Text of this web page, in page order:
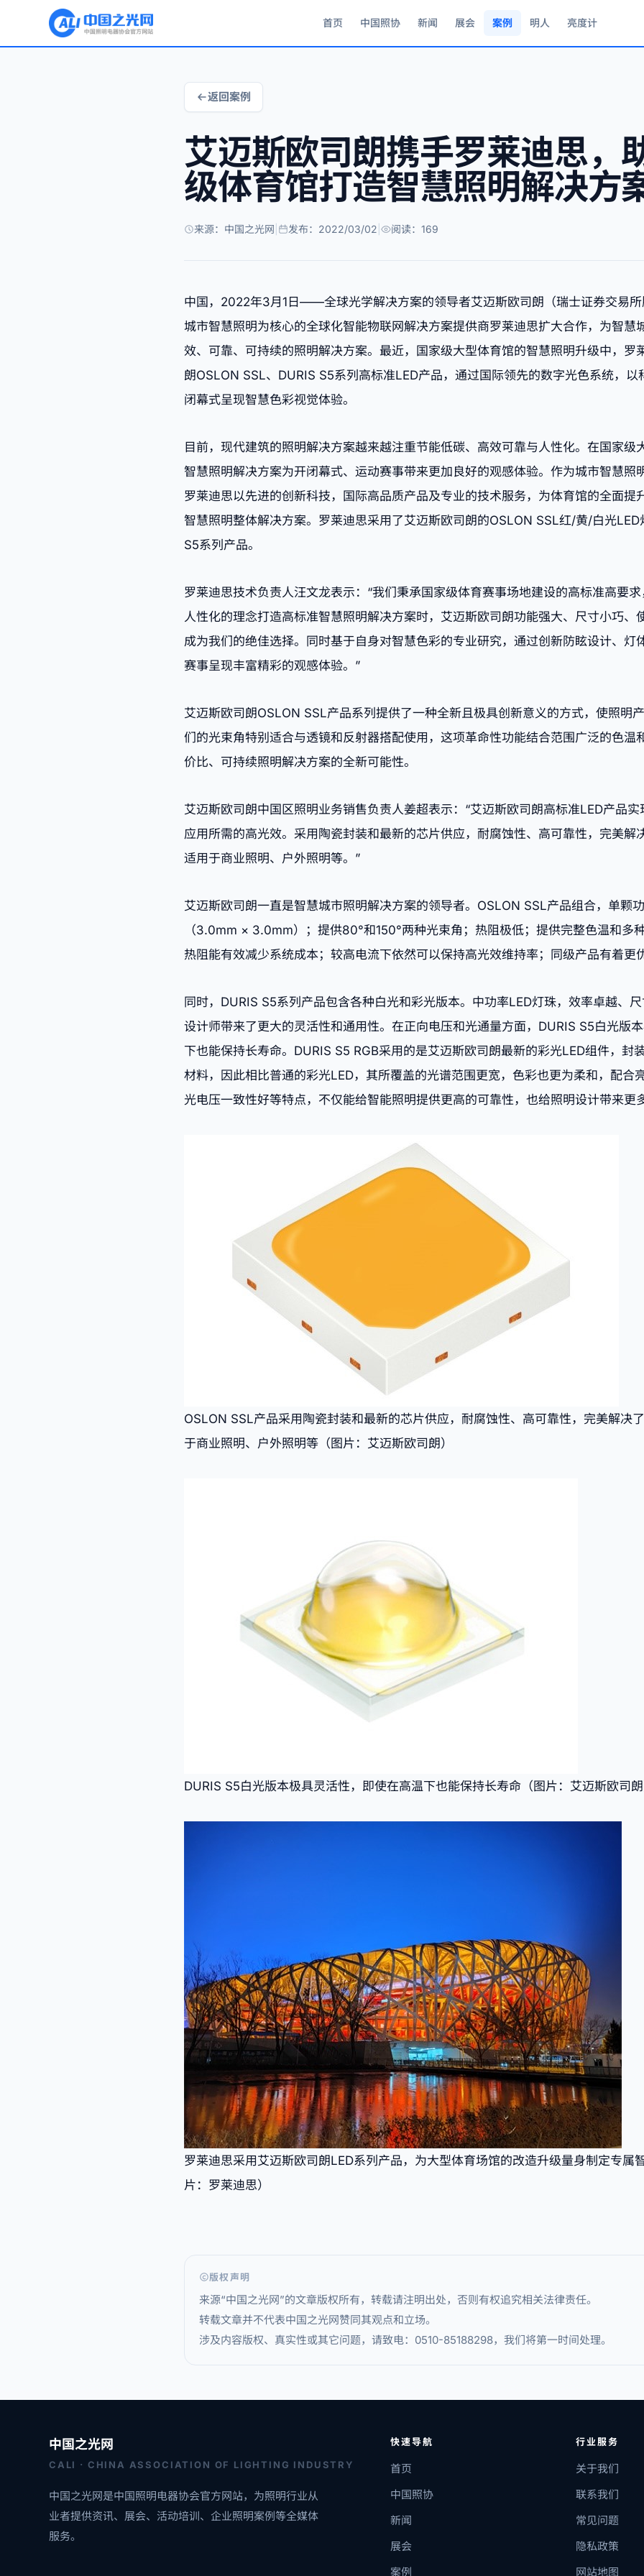
首页 中国照协 新闻 展会 案例 明人 亮度计
返回案例
艾迈斯欧司朗携手罗莱迪思，
级体育馆打造智慧照明解决方
来源：中国之光网 发布：2022/03/02 阅读：169
中国，2022年3月1日——全球光学解决方案的领导者艾迈斯欧司朗（瑞士证券交易
城市智慧照明为核心的全球化智能物联网解决方案提供商罗莱迪思扩大合作，为智慧
效、可靠、可持续的照明解决方案。最近，国家级大型体育馆的智慧照明升级中，罗
朗OSLON SSL、DURIS S5系列高标准LED产品，通过国际领先的数字光色系统，
闭幕式呈现智慧色彩视觉体验。
目前，现代建筑的照明解决方案越来越注重节能低碳、高效可靠与人性化。在国家级
智慧照明解决方案为开闭幕式、运动赛事带来更加良好的观感体验。作为城市智慧照
罗莱迪思以先进的创新科技，国际高品质产品及专业的技术服务，为体育馆的全面提
智慧照明整体解决方案。罗莱迪思采用了艾迈斯欧司朗的OSLON SSL红/黄/白光
S5系列产品。
罗莱迪思技术负责人汪文龙表示：“我们秉承国家级体育赛事场地建设的高标准高要
人性化的理念打造高标准智慧照明解决方案时，艾迈斯欧司朗功能强大、尺寸小巧、
成为我们的绝佳选择。同时基于自身对智慧色彩的专业研究，通过创新防眩设计、灯
赛事呈现丰富精彩的观感体验。”
艾迈斯欧司朗OSLON SSL产品系列提供了一种全新且极具创新意义的方式，使照明
们的光束角特别适合与透镜和反射器搭配使用，这项革命性功能结合范围广泛的色温
价比、可持续照明解决方案的全新可能性。
艾迈斯欧司朗中国区照明业务销售负责人姜超表示：“艾迈斯欧司朗高标准LED产品
应用所需的高光效。采用陶瓷封装和最新的芯片供应，耐腐蚀性、高可靠性，完美解
适用于商业照明、户外照明等。”
艾迈斯欧司朗一直是智慧城市照明解决方案的领导者。OSLON SSL产品组合，单颗
（3.0mm × 3.0mm）；提供80°和150°两种光束角；热阻极低；提供完整色温和多
热阻能有效减少系统成本；较高电流下依然可以保持高光效维持率；同级产品有着更
同时，DURIS S5系列产品包含各种白光和彩光版本。中功率LED灯珠，效率卓越、
设计师带来了更大的灵活性和通用性。在正向电压和光通量方面，DURIS S5白光版
下也能保持长寿命。DURIS S5 RGB采用的是艾迈斯欧司朗最新的彩光LED组件，封
材料，因此相比普通的彩光LED，其所覆盖的光谱范围更宽，色彩也更为柔和，配合
光电压一致性好等特点，不仅能给智能照明提供更高的可靠性，也给照明设计带来更
OSLON SSL产品采用陶瓷封装和最新的芯片供应，耐腐蚀性、高可靠性，完美解决
于商业照明、户外照明等（图片：艾迈斯欧司朗）
DURIS S5白光版本极具灵活性，即使在高温下也能保持长寿命（图片：艾迈斯欧司
罗莱迪思采用艾迈斯欧司朗LED系列产品，为大型体育场馆的改造升级量身制定专属
片：罗莱迪思）
版权声明
来源“中国之光网”的文章版权所有，转载请注明出处，否则有权追究相关法律责任。
转载文章并不代表中国之光网赞同其观点和立场。
涉及内容版权、真实性或其它问题，请致电：0510-85188298，我们将第一时间处理。
中国之光网
CALI · CHINA ASSOCIATION OF LIGHTING INDUSTRY
中国之光网是中国照明电器协会官方网站，为照明行业从
业者提供资讯、展会、活动培训、企业照明案例等全媒体
服务。
快速导航
首页
中国照协
新闻
展会
案例
行业服务
关于我们
联系我们
常见问题
隐私政策
网站地图